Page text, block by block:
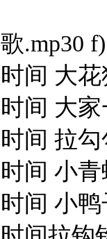
.mp30
间 大花
间 大
间 拉勾
间 小青
间 小鸭